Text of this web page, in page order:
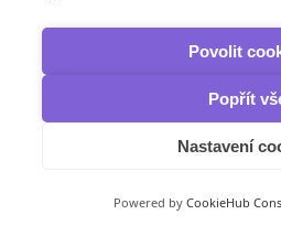
Business
Driver Updater
Business
Professional
Povolit
Popřít
Nastavení
Powered by CookieHub